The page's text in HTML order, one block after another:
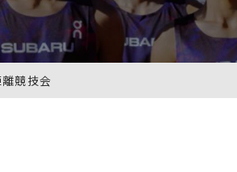
競技会